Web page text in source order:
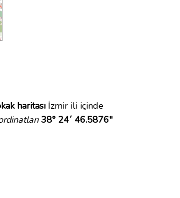
haritası İzmir ili içinde
38° 24´ 46.5876"